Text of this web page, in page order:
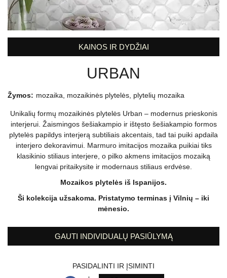
KAINOS IR DYDŽIAI
URBAN
Žymos: mozaika mozaikinės plytelės plytelių mozaika
Unikalių formų mozaikinės plytelės Urban – modernus prieskonis
interjerui. Žaismingos šešiakampio ir ištęsto šešiakampio formos
plytelės papildys interjerą subtiliais akcentais, tad tai puiki apdaila
interjero dekoravimui. Marmuro imitacijos mozaika puikiai tiks
klasikinio stiliaus interjere, o pilko akmens imitacijos mozaiką
lengvai pritaikysite ir modernaus stiliaus erdvėse.
Mozaikos plytelės iš Ispanijos.
Ši kolekcija užsakoma. Pristatymo terminas į Vilnių – iki
mėnesio.
GAUTI INDIVIDUALŲ PASIŪLYMĄ
PASIDALINTI IR ĮSIMINTI